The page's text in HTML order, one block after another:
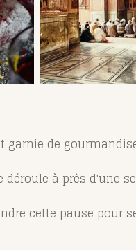
garnie de
à près d'une
cette pause pour